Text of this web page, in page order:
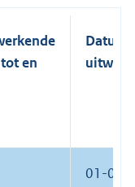
en
Datum
01-01-